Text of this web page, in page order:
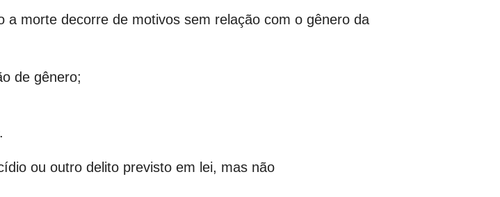
morte decorre de motivos sem relação com o gênero da
de gênero;
ou outro delito previsto em lei, mas não